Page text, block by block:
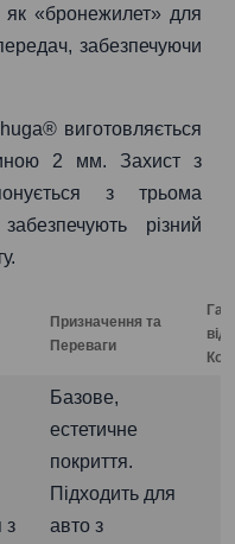
«бронежилет» для
забезпечуючи
виготовляється
2 мм. Захист з
з трьома
різний
Призначення та
Переваги
від
з
Базове,
естетичне
покриття.
Підходить для
авто з